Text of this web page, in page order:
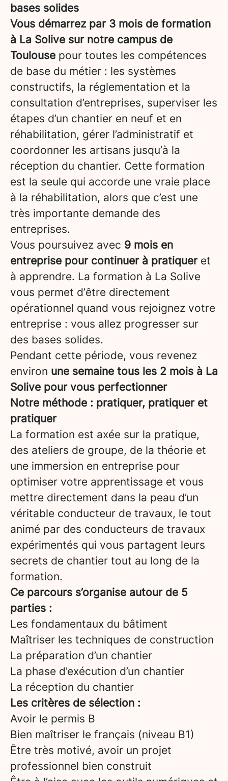
bases solides
Vous démarrez par 3 mois de formation
à La Solive sur notre campus de
Toulouse pour toutes les compétences
de base du métier : les systèmes
constructifs, la réglementation et la
consultation d’entreprises, superviser les
étapes d’un chantier en neuf et en
réhabilitation, gérer l’administratif et
coordonner les artisans jusqu’à la
réception du chantier. Cette formation
est la seule qui accorde une vraie place
à la réhabilitation, alors que c’est une
très importante demande des
entreprises.
Vous poursuivez avec 9 mois en
entreprise pour continuer à pratiqueret
à apprendre. La formation à La Solive
vous permet d’être directement
opérationnel quand vous rejoignez votre
entreprise : vous allez progresser sur
des bases solides.
Pendant cette période, vous revenez
environ une semaine tous les 2 mois à La
Solive pour vous perfectionner
Notre méthode : pratiquer, pratiquer et
pratiquer
La formation est axée sur la pratique,
des ateliers de groupe, de la théorie et
une immersion en entreprise pour
optimiser votre apprentissage et vous
mettre directement dans la peau d’un
véritable conducteur de travaux, le tout
animé par des conducteurs de travaux
expérimentés qui vous partagent leurs
secrets de chantier tout au long de la
formation.
Ce parcours s’organise autour de 5
parties :
Les fondamentaux du bâtiment
Maîtriser les techniques de construction
La préparation d’un chantier
La phase d’exécution d’un chantier
La réception du chantier
Les critères de sélection :
Avoir le permis B
Bien maîtriser le français (niveau B1)
Être très motivé, avoir un projet
professionnel bien construit